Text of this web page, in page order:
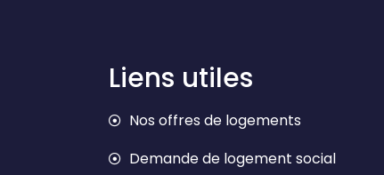
Liens utiles
Nos offres de logements
Demande de logement social